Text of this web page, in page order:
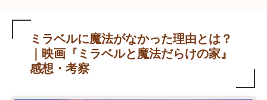
ミラベルに魔法がなかった理由とは？
｜映画『ミラベルと魔法だらけの家』
感想・考察